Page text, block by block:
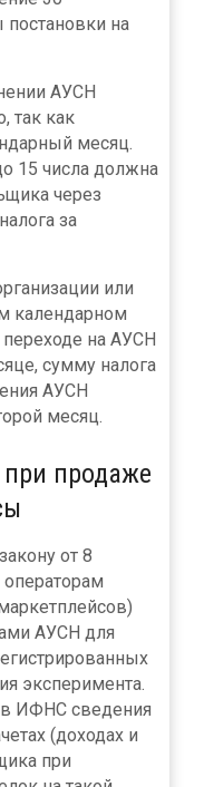
на
АУСН
так как
месяц.
15 числа должна
через
за
или
календарном
на АУСН
сумму налога
АУСН
месяц.
продаже
от 8
АУСН для
эксперимента.
ИФНС сведения
(доходах и
при